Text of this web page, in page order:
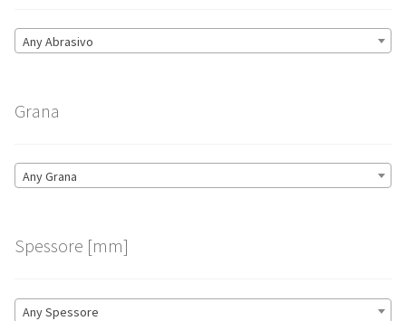
Any Abrasivo
Grana
Any Grana
Spessore [mm]
Any Spessore